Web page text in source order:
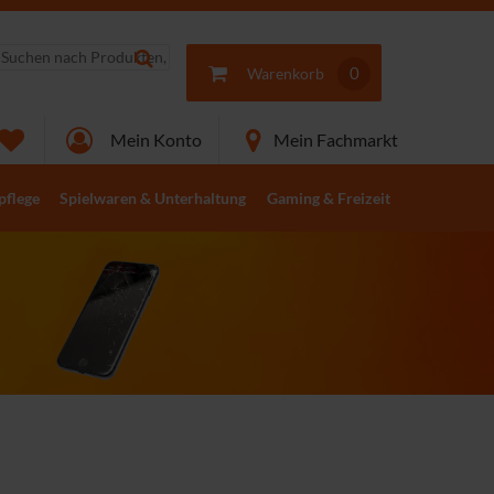
Warenkorb 0
Spielwaren & Unterhaltung Gaming & Freizeit
Telefone & Telefonanlagen
Mein Konto Mein Fachmarkt